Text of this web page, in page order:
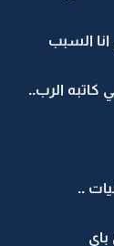
السبب
كاتبه الرب..
..
باي